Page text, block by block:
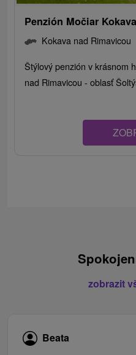
Penzión Močiar
Kokava nad Rimavicou
Štýlový penzión v krásnom
nad Rimavicou - oblasť
zobrazit
Beata